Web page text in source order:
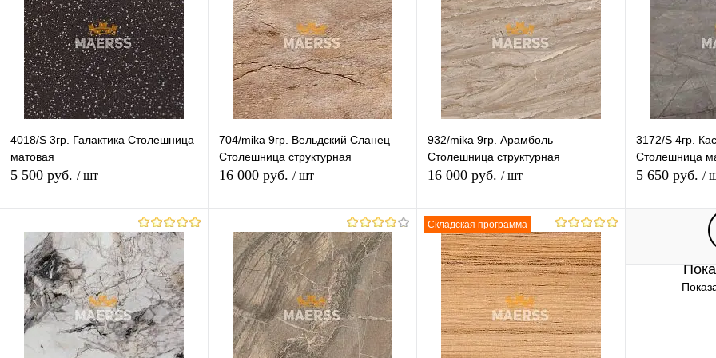
гр.8 гр.9 гр.10 гр.11
Высота (Ваш Выбор)
600mm 1200mm
Длина (Ваш Выбор)
3050mm 4100mm
гр.9-11
Высота (Ваш Выбор)
40mm 28mm
Длина (Ваш Выбор)
3050mm
гр.9-11
Длина (Ваш Выбор)
3050mm
4018/S 3гр. Галактика Столешница
матовая
5 500 руб. / шт
В корзину
Купить в 1 клик К сравнению
В избранное В наличии
Толщина (Ваш Выбор)
40mm
704/mika 9гр. Вельдский Сланец
Столешница структурная
16 000 руб. / шт
В корзину
Купить в 1 клик К сравнению
В избранное Под заказ
Толщина (Ваш Выбор)
28mm 40mm
932/mika 9гр. Арамболь
Столешница структурная
16 000 руб. / шт
В корзину
Купить в 1 клик К сравнению
В избранное Под заказ
Толщина (Ваш Выбор)
28mm 40mm
3172/S 4гр.
Столешница
5 650 руб. /
Купить в 1
Складская программа